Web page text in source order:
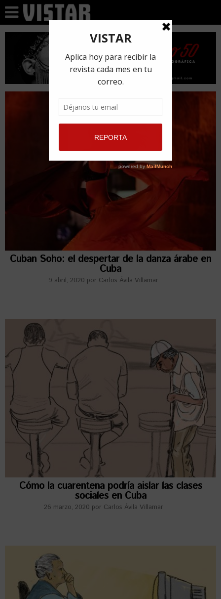
Cuban Soho: el despertar de la danza árabe en
Cuba
9 abril, 2020 por Carlos Ávila Villamar
Cómo la cuarentena podría aislar las clases
sociales en Cuba
26 marzo, 2020 por Carlos Ávila Villamar